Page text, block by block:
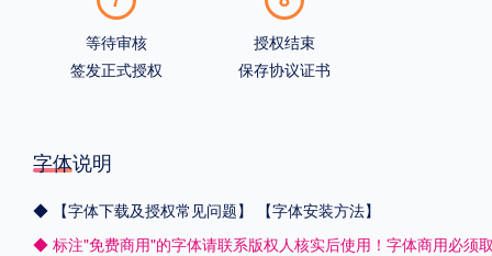
等待审核
签发正式授权
授权结束
保存协议证书
字体说明
◆ 【字体下载及授权常见问题】
【字体安装方法】
◆ 标注"免费商用"的字体请联系版权人核实后使用！字体商用必须